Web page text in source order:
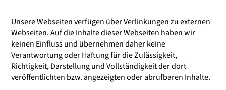
Unsere Webseiten verfügen über Verlinkungen zu externen
Webseiten. Auf die Inhalte dieser Webseiten haben wir
keinen Einfluss und übernehmen daher keine
Verantwortung oder Haftung für die Zulässigkeit,
Richtigkeit, Darstellung und Vollständigkeit der dort
veröffentlichten bzw. angezeigten oder abrufbaren Inhalte.